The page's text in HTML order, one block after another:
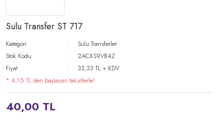
Sulu Transfer ST 717
Kategori
Sulu Transferler
Stok Kodu
2ACKS9VB4Z
Fiyat
33,33 TL + KDV
* 4,15 TL den başlayan taksitlerle!
40,00 TL